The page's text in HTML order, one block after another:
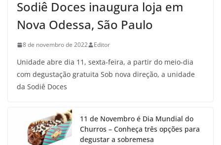
Sodiê Doces inaugura loja em
Nova Odessa, São Paulo
8 de novembro de 2022 Editor
Unidade abre dia 11, sexta-feira, a partir do meio-dia
com degustação gratuita Sob nova direção, a unidade
da Sodiê Doces
11 de Novembro é Dia Mundial do
Churros – Conheça três opções para
degustar a sobremesa